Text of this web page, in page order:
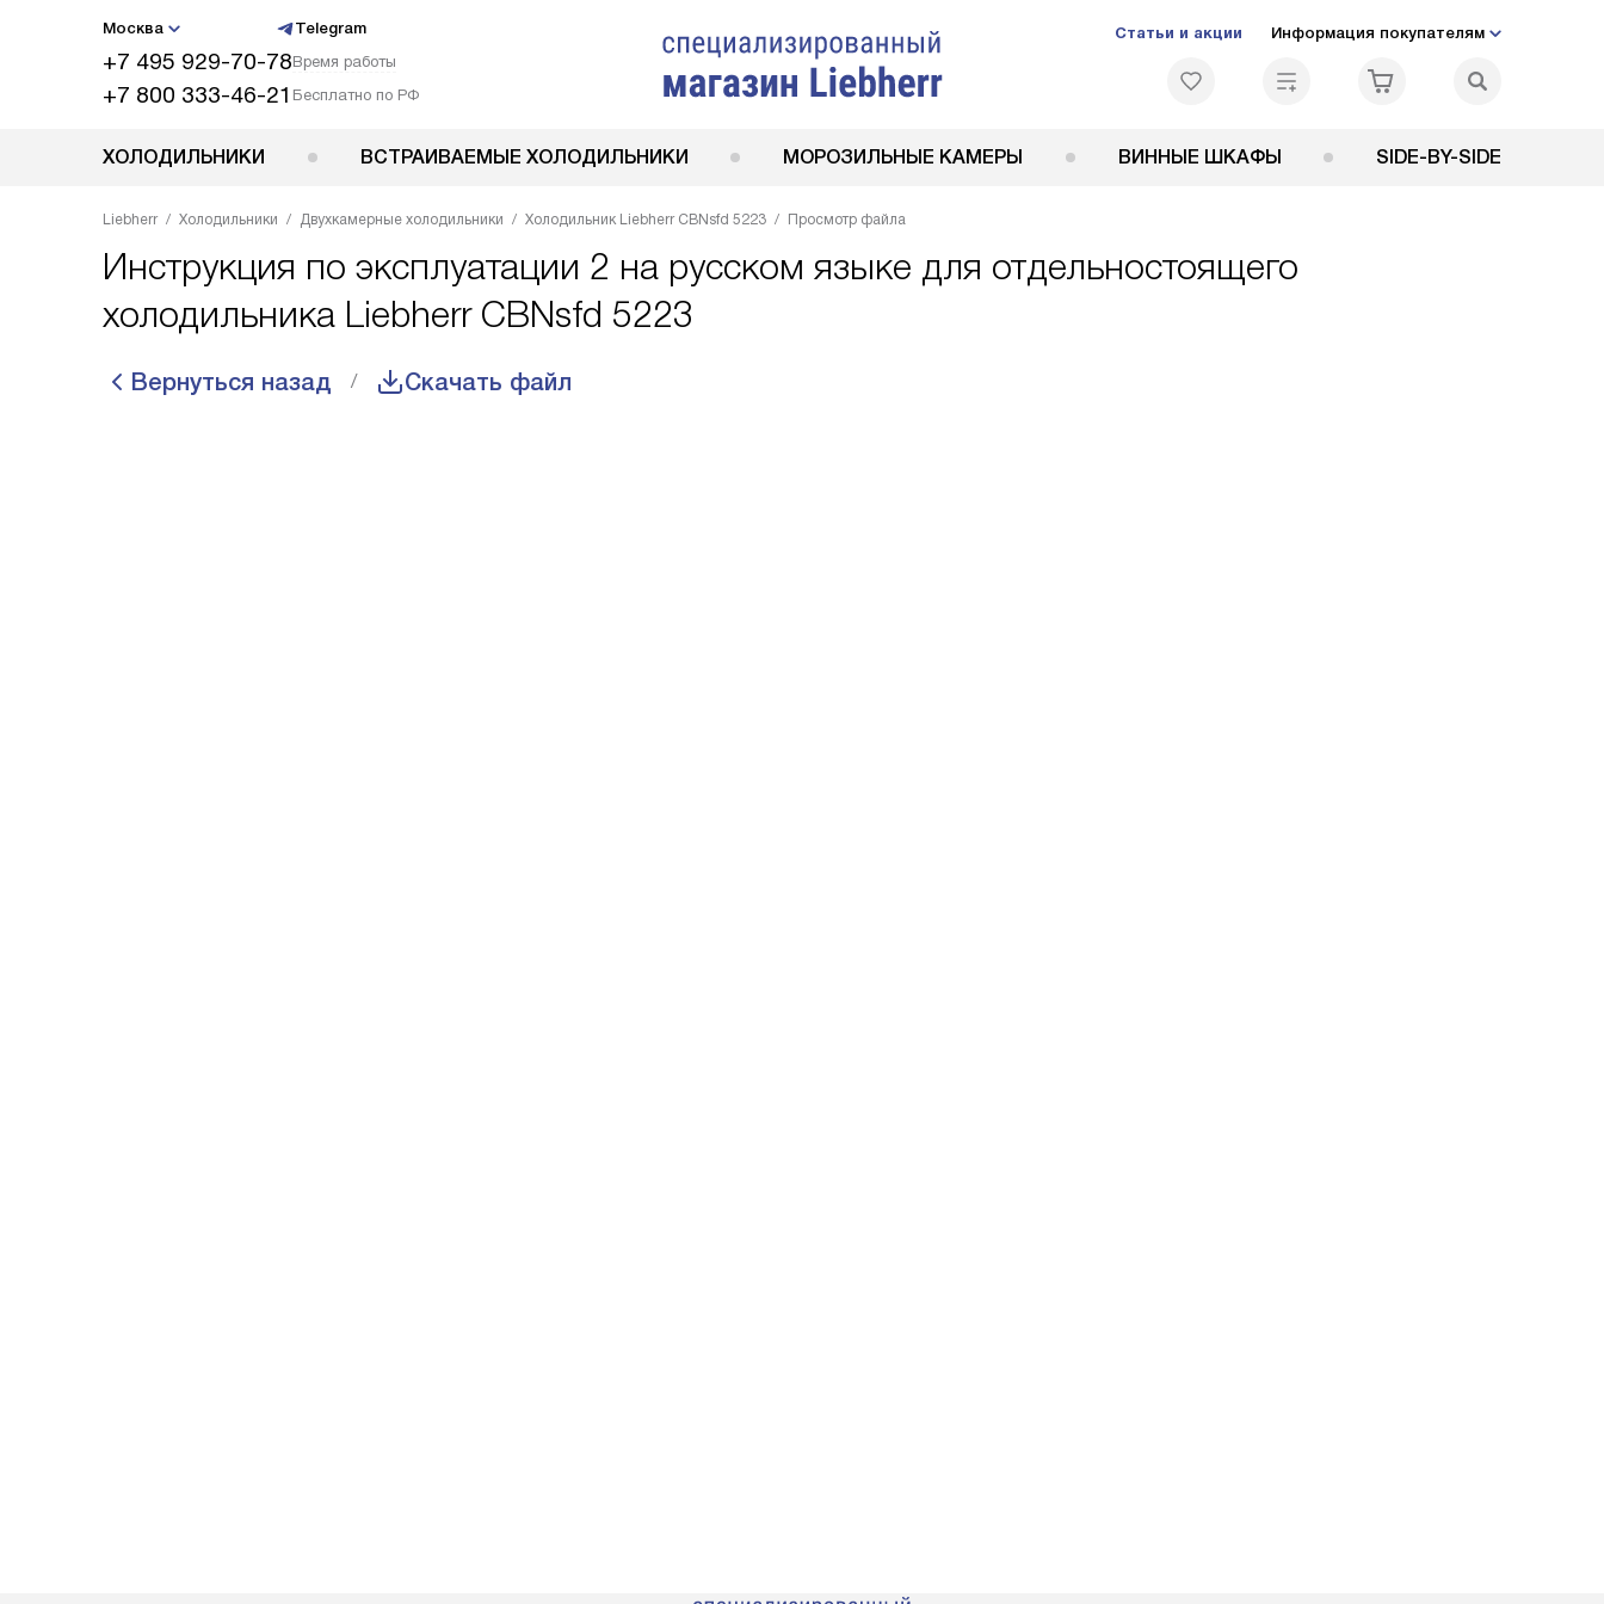
Москва Telegram
+7 495 929-70-78Время работы
+7 800 333-46-21 Бесплатно по РФ
Статьи и акции Информация покупателям
ХОЛОДИЛЬНИКИ ВСТРАИВАЕМЫЕ ХОЛОДИЛЬНИКИ МОРОЗИЛЬНЫЕ КАМЕРЫ ВИННЫЕ ШКАФЫ SIDE-BY-SIDE
Liebherr Холодильники Двухкамерные холодильники Холодильник Liebherr CBNsfd 5223 Просмотр файла
Инструкция по эксплуатации 2 на русском языке для отдельностоящего
холодильника Liebherr CBNsfd 5223
Вернуться назад Скачать файл